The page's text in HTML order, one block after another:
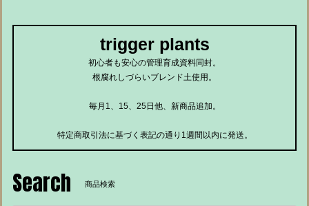
trigger plants
初心者も安心の管理育成資料同封。
根腐れしづらいブレンド土使用。
毎月1、15、25日他、新商品追加。
特定商取引法に基づく表記の通り1週間以内に発送。
Search 商品検索